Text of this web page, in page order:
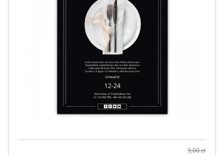
9,00zł